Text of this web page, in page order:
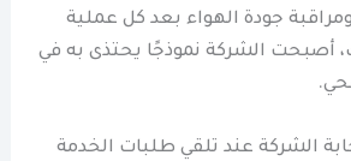
ومراقبة جودة الهواء بعد كل عملية
أصبحت الشركة نموذجًا يحتذى به في
الشركة عند تلقي طلبات الخدمة